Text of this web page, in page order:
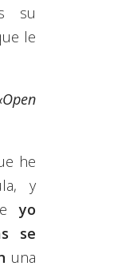
su
le
he
y
yo
se
una